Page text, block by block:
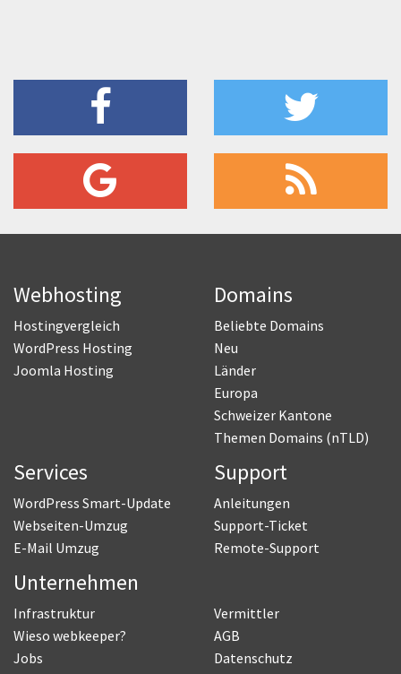
Webhosting
Hostingvergleich
WordPress Hosting
Joomla Hosting
Domains
Beliebte Domains
Neu
Länder
Europa
Schweizer Kantone
Themen Domains (nTLD)
Services
WordPress Smart-Update
Webseiten-Umzug
E-Mail Umzug
Support
Anleitungen
Support-Ticket
Remote-Support
Unternehmen
Infrastruktur
Wieso webkeeper?
Jobs
Vermittler
AGB
Datenschutz